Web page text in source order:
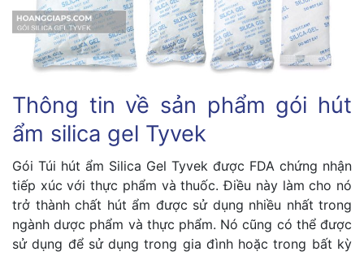
Thông tin về sản phẩm gói hút
ẩm silica gel Tyvek
Gói Túi hút ẩm Silica Gel Tyvek được FDA chứng nhận
tiếp xúc với thực phẩm và thuốc. Điều này làm cho nó
trở thành chất hút ẩm được sử dụng nhiều nhất trong
ngành dược phẩm và thực phẩm. Nó cũng có thể được
sử dụng để sử dụng trong gia đình hoặc trong bất kỳ